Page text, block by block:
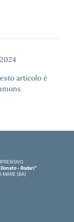
articolo è
- Rodari"
MARE (BA)